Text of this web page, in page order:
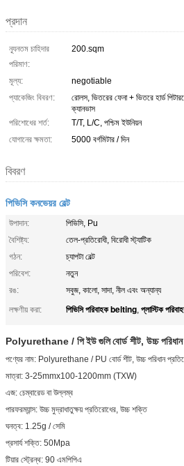
প্রদান
ন্যূনতম চাহিদার
পরিমাণ:
200.sqm
মূল্য:
negotiable
প্যাকেজিং বিবরণ:
রোলস, ভিতরের ফেনা + ভিতরে হার্ড
ক্যানভাস
পরিশোধের শর্ত:
T/T, L/C, পশ্চিম ইউনিয়ন
যোগানের ক্ষমতা:
5000 বর্গমিটার / দিন
বিবরণ
পিভিসি কনভেয়র বেল্ট
উপাদান:
পিভিসি, Pu
বৈশিষ্ট্য:
তেল-প্রতিরোধী, বিরোধী স্ট্যাটিক
গঠন:
চ্যাপটা বেল্ট
পরিবেশ:
নতুন
রঙ:
সবুজ, কালো, সাদা, নীল এবং অন্যান্য
লক্ষণীয় করা:
পিভিসি পরিবাহক belting, প্লাস্টিক
Polyurethane / পিইউগুলিবোর্ড শীট, উচ্চ
পণ্যের নাম: Polyurethane / PU বোর্ড শীট, উচ্চ পরিধান
মাত্রা: 3-25mmx100-1200mm (TXW)
এজ: চেম্বারেড বা উল্লম্ব
পারফরম্যান্স: উচ্চ মুদ্রাধাতুক্ষয় প্রতিরোধের, উচ্চ শক্তি
ঘনত্ব: 1.25g / সেমি
প্রসার্য শক্তি: 50Mpa
টিয়ার স্ট্রেন্থ: 90 এমপিপিএ